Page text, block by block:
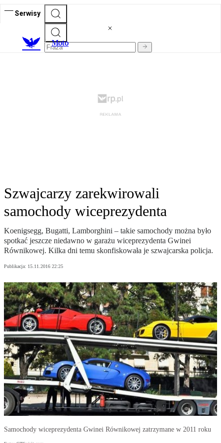
Serwisy
Moto
Szwajcarzy zarekwirowali
samochody wiceprezydenta
Koenigsegg, Bugatti, Lamborghini – takie samochody można było
spotkać jeszcze niedawno w garażu wiceprezydenta Gwinei
Równikowej. Kilka dni temu skonfiskowała je szwajcarska policja.
Publikacja: 15.11.2016 22:25
Samochody wiceprezydenta Gwinei Równikowej zatrzymane w 2011 roku